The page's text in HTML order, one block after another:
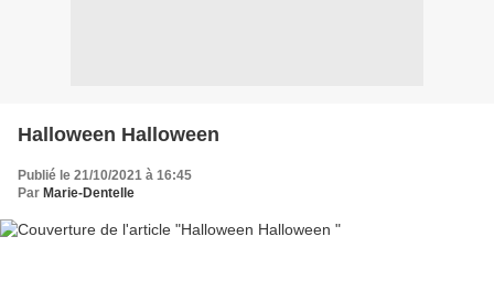
Halloween Halloween
Publié le 21/10/2021 à 16:45
Par Marie-Dentelle